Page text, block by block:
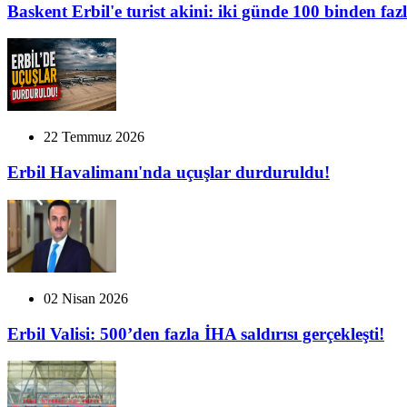
Baskent Erbil'e turist akini: iki günde 100 binden
22 Temmuz 2026
Erbil Havalimanı'nda uçuşlar durduruldu!
02 Nisan 2026
Erbil Valisi: 500’den fazla İHA saldırısı gerçekleşti!